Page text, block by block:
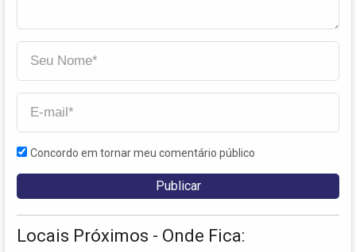
Concordo em tornar meu comentário público
Locais Próximos - Onde Fica: